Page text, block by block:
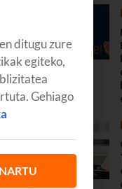
ditugu zure
egiteko,
Gehiago